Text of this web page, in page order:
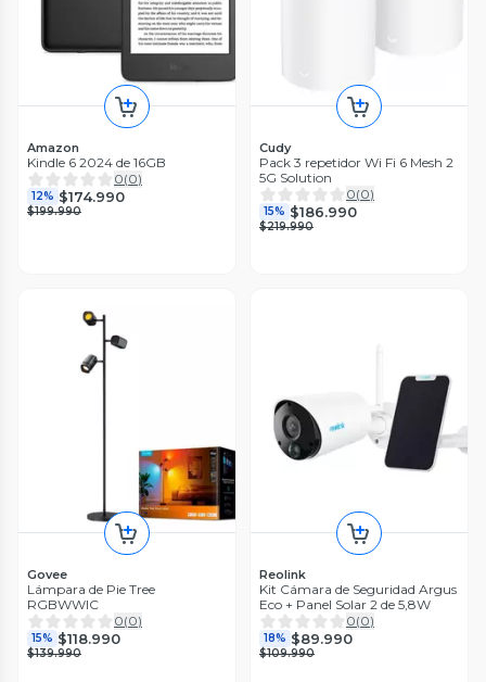
Amazon
Kindle 6 2024 de 16GB
0(0)
12% $174.990
$199.990
Cudy
Pack 3 repetidor Wi Fi 6 Mesh 2
5G Solution
0(0)
15% $186.990
$219.990
Govee
Lámpara de Pie Tree
RGBWWIC
0(0)
15% $118.990
$139.990
Reolink
Kit Cámara de Seguridad Argus
Eco + Panel Solar 2 de 5,8W
0(0)
18% $89.990
$109.990